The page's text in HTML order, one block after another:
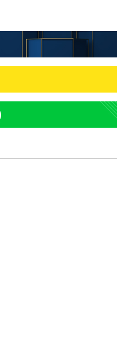
2 '고지용과 이혼' 허양임, 새 출
3
김희철, 거꾸로 걸린 광복절
"X돌았네"
4
'덜 똘똘한 한 채' 시대 오나
5
차가원 "○○○ 까면 주변 다